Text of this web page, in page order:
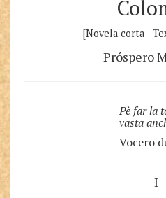
[Novela corta -
Próspero
Pè far la
vasta
Vocero
I